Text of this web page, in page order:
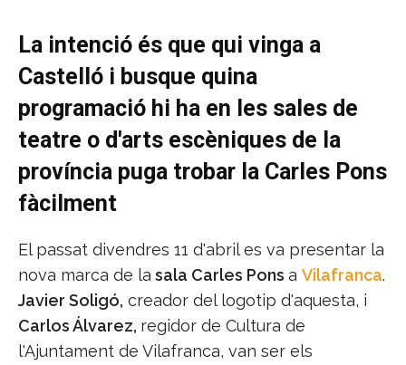
La intenció és que qui vinga a
Castelló i busque quina
programació hi ha en les sales de
teatre o d'arts escèniques de la
província puga trobar la Carles Pons
fàcilment
El passat divendres 11 d'abril es va presentar la
nova marca de la sala Carles Pons a Vilafranca.
Javier Soligó, creador del logotip d'aquesta, i
Carlos Álvarez, regidor de Cultura de
l'Ajuntament de Vilafranca, van ser els